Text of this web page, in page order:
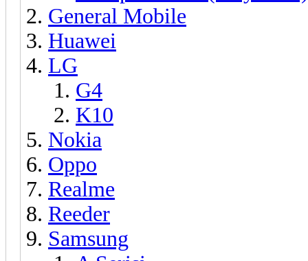
General Mobile
Huawei
LG
G4
K10
Nokia
Oppo
Realme
Reeder
Samsung